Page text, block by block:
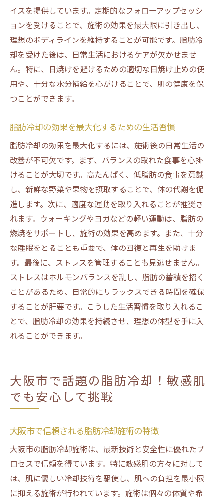
脂肪冷却施術の長所と短所を知る
大阪市の脂肪冷却の口コミと評価
敏感肌対応の脂肪冷却で理想のボディを手
に入れる方法
安心の脂肪冷却！大阪市で敏感肌対応のボディ
ケアを
イント
敏感肌に配慮した施術内容の紹介
施術後の肌の回復を促進するケア方法
脂肪冷却施術で得られる具体的な成果
大阪市のサロンでの脂肪冷却の体験談
敏感肌でも安心して受けられる脂肪冷却の
施術
イスを提供しています。定期的なフォローアップセッシ
ョンを受けることで、施術の効果を最大限に引き出し、
理想のボディラインを維持することが可能です。脂肪冷
却を受けた後は、日常生活におけるケアが欠かせませ
ん。特に、日焼けを避けるための適切な日焼け止めの使
用や、十分な水分補給を心がけることで、肌の健康を保
つことができます。
脂肪冷却の効果を最大化するための生活習慣
脂肪冷却の効果を最大化するには、施術後の日常生活の
改善が不可欠です。まず、バランスの取れた食事を心掛
けることが大切です。高たんぱく、低脂肪の食事を意識
し、新鮮な野菜や果物を摂取することで、体の代謝を促
進します。次に、適度な運動を取り入れることが推奨さ
れます。ウォーキングやヨガなどの軽い運動は、脂肪の
燃焼をサポートし、施術の効果を高めます。また、十分
な睡眠をとることも重要で、体の回復と再生を助けま
す。最後に、ストレスを管理することも見逃せません。
ストレスはホルモンバランスを乱し、脂肪の蓄積を招く
ことがあるため、日常的にリラックスできる時間を確保
することが肝要です。こうした生活習慣を取り入れるこ
とで、脂肪冷却の効果を持続させ、理想の体型を手に入
れることができます。
大阪市で話題の脂肪冷却！敏感肌
でも安心して挑戦
大阪市で信頼される脂肪冷却施術の特徴
大阪市の脂肪冷却施術は、最新技術と安全性に優れたプ
ロセスで信頼を得ています。特に敏感肌の方々に対して
は、肌に優しい冷却技術を駆使し、肌への負担を最小限
に抑える施術が行われています。施術は個々の体質や希